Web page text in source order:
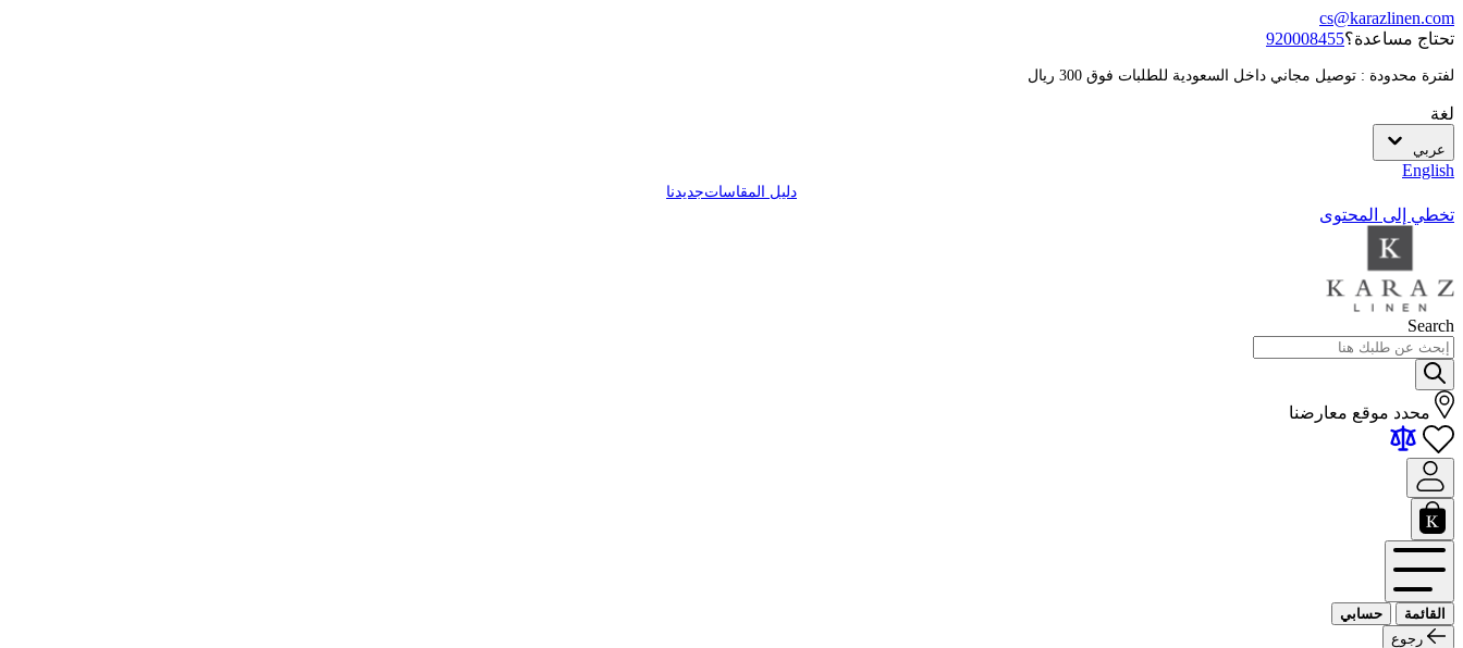
cs@karazlinen.com
تحتاج مساعدة؟920008455
لفترة محدودة : توصيل مجاني داخل السعودية للطلبات فوق 300 ريال
لغة
عربي
English
دليل المقاساتجديدنا
تخطي إلى المحتوى
Search
محدد موقع معارضنا
القائمة
حسابي
رجوع